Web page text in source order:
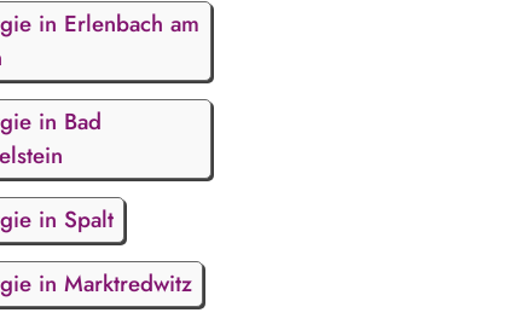
in Erlenbach am
in Bad
in Spalt
in Marktredwitz